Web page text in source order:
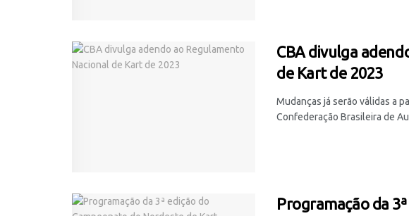
CBA divulga
de Kart de 2023
Mudanças já serão válidas a
Confederação Brasileira de
Programação da